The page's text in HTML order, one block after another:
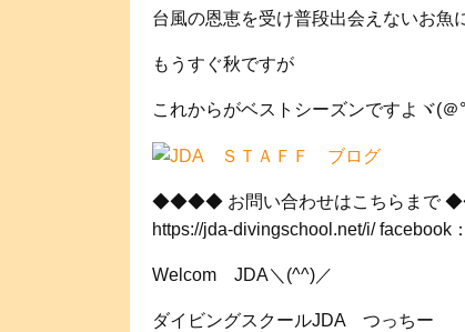
台風の恩恵を受け普段出会えないお魚
もうすぐ秋ですが
これからがベストシーズンですよヾ(＠
◆◆◆◆ お問い合わせはこちらまで
https://jda-divingschool.net/i/
Welcom JDA＼(^^)／
ダイビングスクールJDA つっちー